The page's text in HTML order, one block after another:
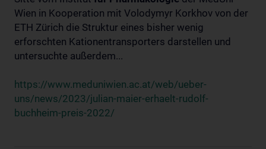
Wien in Kooperation mit Volodymyr Korkhov von der
ETH Zürich die Struktur eines bisher wenig
erforschten Kationentransporters darstellen und
untersuchte außerdem...
https://www.meduniwien.ac.at/web/ueber-
uns/news/2023/julian-maier-erhaelt-rudolf-
buchheim-preis-2022/